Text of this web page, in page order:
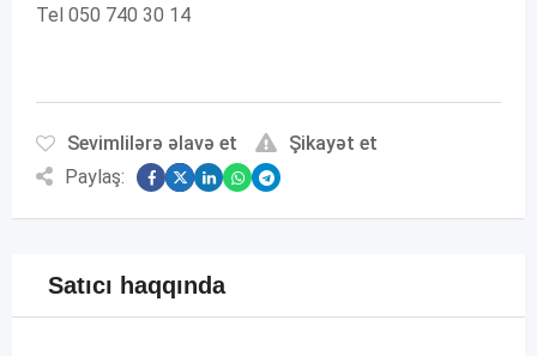
Tel 050 740 30 14
Sevimlilərə əlavə et
Şikayət et
Paylaş:
Satıcı haqqında